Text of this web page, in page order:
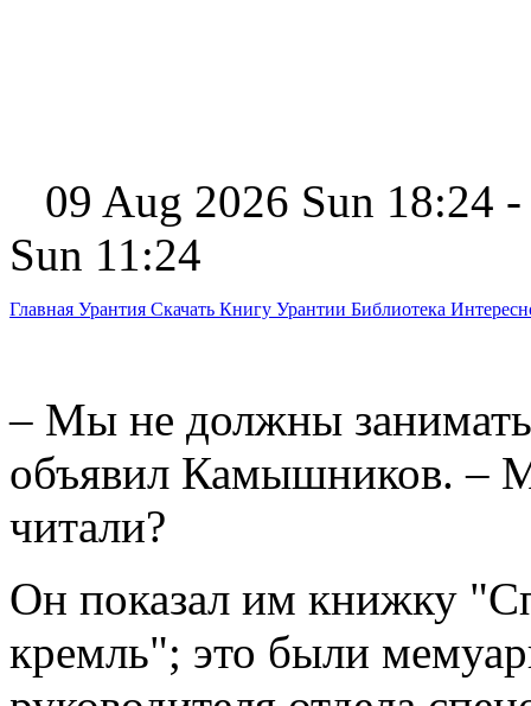
09 Aug 2026 Sun 18:24
Sun 11:24
Главная Урантия Скачать Книгу Урантии Библиотека
– Мы не должны
объявил Камышников. –
читали?
Он показал им книжку
кремль"; это были